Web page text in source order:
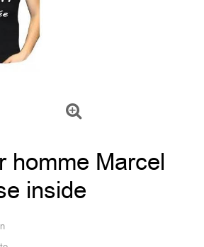
homme Marcel
inside